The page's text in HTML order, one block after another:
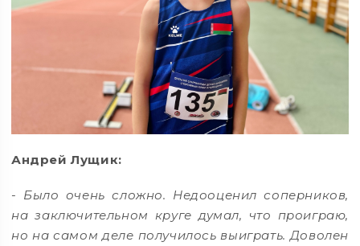
Андрей Лущик:
- Было очень сложно. Недооценил соперников,
на заключительном круге думал, что проиграю,
но на самом деле получилось выиграть. Доволен